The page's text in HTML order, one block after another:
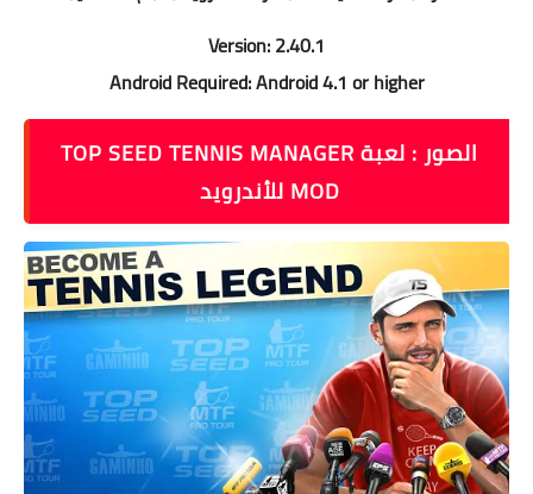
Version: 2.40.1
Android Required: Android 4.1 or higher
الصور : لعبة TOP SEED TENNIS MANAGER
MOD‏ للأندرويد